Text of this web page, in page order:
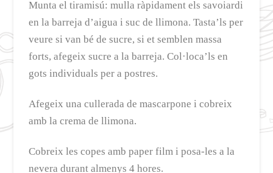
Munta el tiramisú: mulla ràpidament els savoiardi
en la barreja d’aigua i suc de llimona. Tasta’ls per
veure si van bé de sucre, si et semblen massa
forts, afegeix sucre a la barreja. Col·loca’ls en
gots individuals per a postres.
Afegeix una cullerada de mascarpone i cobreix
amb la crema de llimona.
Cobreix les copes amb paper film i posa-les a la
nevera durant almenys 4 hores.